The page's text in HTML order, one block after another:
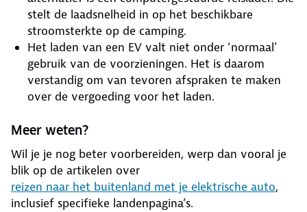
stelt de laadsnelheid in op het beschikbare
stroomsterkte op de camping.
Het laden van een EV valt niet onder ‘normaal’
gebruik van de voorzieningen. Het is daarom
verstandig om van tevoren afspraken te maken
over de vergoeding voor het laden.
Meer weten?
Wil je je nog beter voorbereiden, werp dan vooral je
blik op de artikelen over
reizen naar het buitenland met je elektrische auto,
inclusief specifieke landenpagina’s.